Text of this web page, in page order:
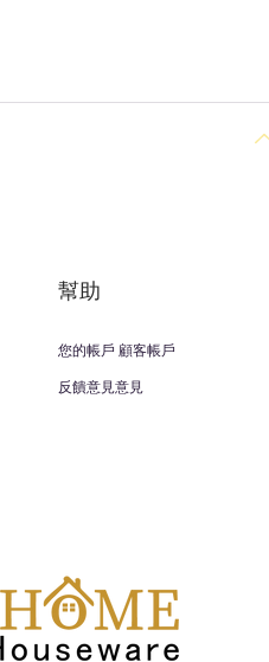
幫助
您的帳戶 顧客帳戶
反饋意見意見